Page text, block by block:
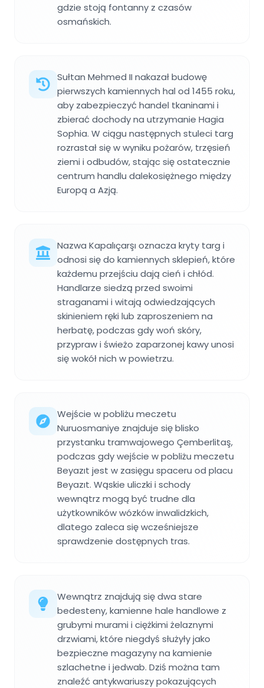
gdzie stoją fontanny z czasów
osmańskich.
Sułtan Mehmed II nakazał budowę
pierwszych kamiennych hal od 1455 roku,
aby zabezpieczyć handel tkaninami i
zbierać dochody na utrzymanie Hagia
Sophia. W ciągu następnych stuleci targ
rozrastał się w wyniku pożarów, trzęsień
ziemi i odbudów, stając się ostatecznie
centrum handlu dalekosiężnego między
Europą a Azją.
Nazwa Kapalıçarşı oznacza kryty targ i
odnosi się do kamiennych sklepień, które
każdemu przejściu dają cień i chłód.
Handlarze siedzą przed swoimi
straganami i witają odwiedzających
skinieniem ręki lub zaproszeniem na
herbatę, podczas gdy woń skóry,
przypraw i świeżo zaparzonej kawy unosi
się wokół nich w powietrzu.
Wejście w pobliżu meczetu
Nuruosmaniye znajduje się blisko
przystanku tramwajowego Çemberlitaş,
podczas gdy wejście w pobliżu meczetu
Beyazıt jest w zasięgu spaceru od placu
Beyazıt. Wąskie uliczki i schody
wewnątrz mogą być trudne dla
użytkowników wózków inwalidzkich,
dlatego zaleca się wcześniejsze
sprawdzenie dostępnych tras.
Wewnątrz znajdują się dwa stare
bedesteny, kamienne hale handlowe z
grubymi murami i ciężkimi żelaznymi
drzwiami, które niegdyś służyły jako
bezpieczne magazyny na kamienie
szlachetne i jedwab. Dziś można tam
znaleźć antykwariuszy pokazujących